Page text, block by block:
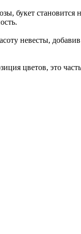
букет становится
невесты,
цветов, это